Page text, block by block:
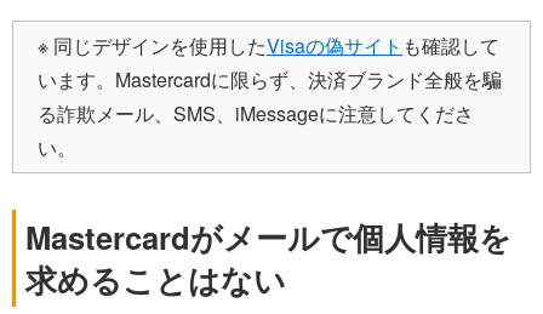
※ 同じデザインを使用したVisaの偽サイト も確認して
います。Mastercardに限らず、決済ブランド全般を騙
る詐欺メール、SMS、iMessageに注意してくださ
い。
Mastercardがメールで個人情報を
求めることはない